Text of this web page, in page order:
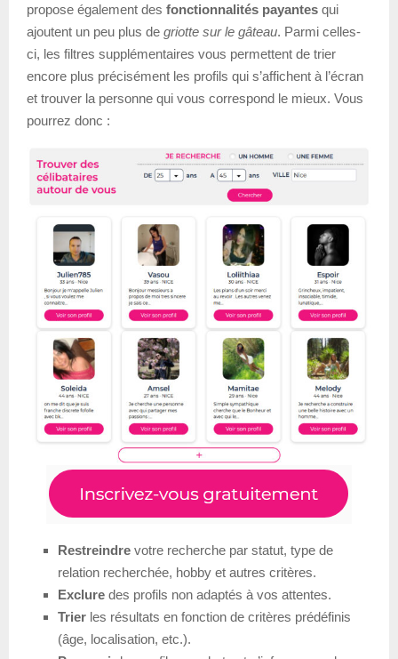
propose également des fonctionnalités payantes qui
ajoutent un peu plus de griotte sur le gâteau. Parmi celles-
ci, les filtres supplémentaires vous permettent de trier
encore plus précisément les profils qui s’affichent à l’écran
et trouver la personne qui vous correspond le mieux. Vous
pourrez donc :
Restreindre votre recherche par statut, type de
relation recherchée, hobby et autres critères.
Exclure des profils non adaptés à vos attentes.
Trier les résultats en fonction de critères prédéfinis
(âge, localisation, etc.).